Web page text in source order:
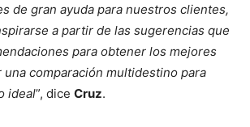
de gran ayuda para nuestros clientes,
a partir de las sugerencias que
para obtener los mejores
comparación multidestino para
ideal”, dice Cruz.